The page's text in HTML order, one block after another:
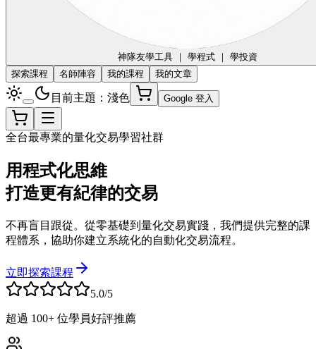
神隊友學工具 ｜ 學程式 ｜ 學投資
探索課程
名師陣容 我的課程 我的文章
目前主題：淺色 Google 登入
全台最專業的量化交易學習社群
用程式化思維
打造更有紀律的交易
不再盲目跟從。從零基礎到量化交易實踐，我們提供完整的課
程體系，協助你建立系統化的自動化交易流程。
立即探索課程
5.0/5
超過 100+ 位學員好評推薦